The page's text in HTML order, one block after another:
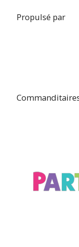
Propulsé par